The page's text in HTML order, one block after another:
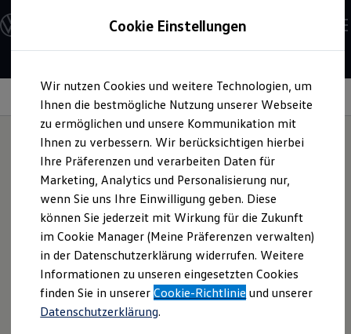
Hauptinhalt
springen
Footer
springen
Modelle und Konfigurator
Konfigurator
Modelle vergleichen
Elektroautos
ENERGY Sondermodelle
Nutzfahrzeuge
SUV und CUV
Familienautos
Kombis
Kompaktwagen
Sportwagen
Schnell verfügbare Fahrzeuge
Angebote und Produkte
Aktuelle Angebote
E-Auto-Förderung
Volkswagen Marktplatz
Die ENERGY Sondermodelle
Junge Gebrauchtwagen und Gebrauchtwagen
Volkswagen Zertifizierte Gebrauchtwagen
Elektromobilität bei Gebrauchtwagen
Information
Ultraschallgeräte
Cookie Einstellungen
Wir nutzen Cookies und weitere Technologien, um
Ihnen die bestmögliche Nutzung unserer Webseite
zu ermöglichen und unsere Kommunikation mit
Ihnen zu verbessern. Wir berücksichtigen hierbei
Ihre Präferenzen und verarbeiten Daten für
Marketing, Analytics und Personalisierung nur,
wenn Sie uns Ihre Einwilligung geben. Diese
können Sie jederzeit mit Wirkung für die Zukunft
im Cookie Manager (Meine Präferenzen verwalten)
in der Datenschutzerklärung widerrufen. Weitere
Informationen zu unseren eingesetzten Cookies
finden Sie in unsererCookie-Richtlinie und unserer
Datenschutzerklärung.